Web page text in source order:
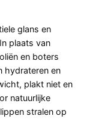
glans en
plaats van
en boters
hydrateren en
plakt niet en
natuurlijke
stralen op